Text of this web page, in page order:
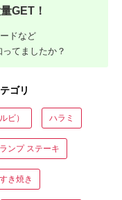
GET！
ドなど
てましたか？
ゴリ
ビ） ハラミ
ランプ ステーキ
すき焼き